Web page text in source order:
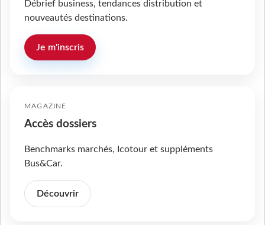
Débrief business, tendances distribution et
nouveautés destinations.
Je m'inscris
MAGAZINE
Accès dossiers
Benchmarks marchés, Icotour et suppléments
Bus&Car.
Découvrir